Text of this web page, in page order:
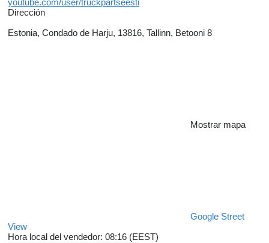
youtube.com/user/truckpartseesti
Dirección
Estonia, Condado de Harju, 13816, Tallinn, Betooni 8
Mostrar mapa
Google Street
View
Hora local del vendedor: 08:16 (EEST)